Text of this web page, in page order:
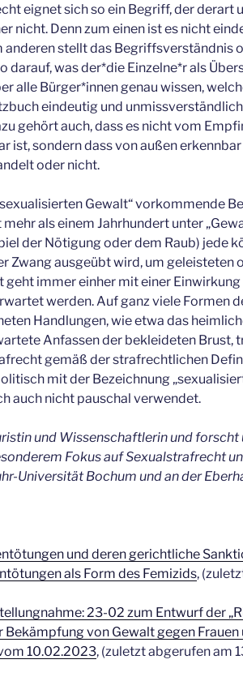
eignet sich so ein Begriff, der derart
nicht. Denn zum einen ist es nicht
anderen stellt das Begriffsverständnis
darauf, was der*die Einzelne*r als
alle Bürger*innen genau wissen,
eindeutig und
gehört auch, dass es nicht vom
ist, sondern dass von außen
oder nicht.
Gewalt“ vorkommende
als einem Jahrhundert unter
der Nötigung oder dem Raub) jede
Zwang ausgeübt wird, um geleisteten
geht immer einher mit einer
werden. Auf ganz viele Formen
Handlungen, wie etwa das
Anfassen der bekleideten Brust,
gemäß der strafrechtlichen
mit der Bezeichnung
auch nicht pauschal verwendet.
und Wissenschaftlerin und
Fokus auf Sexualstrafrecht
Universität Bochum und an der
und deren gerichtliche
als Form des Femizids,
23-02 zum Entwurf der
Bekämpfung von Gewalt gegen
10.02.2023, (zuletzt abgerufen am